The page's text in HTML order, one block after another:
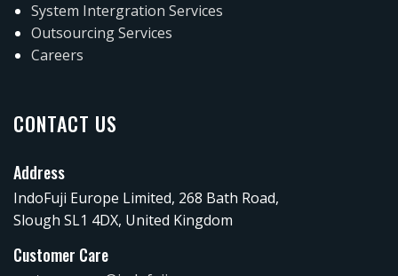
System Intergration Services
Outsourcing Services
Careers
CONTACT US
Address
IndoFuji Europe Limited, 268 Bath Road,
Slough SL1 4DX, United Kingdom
Customer Care